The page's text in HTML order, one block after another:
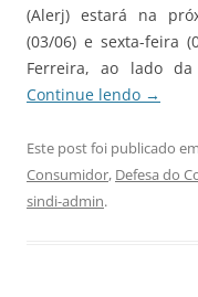
(Alerj) estará na
(03/06) e sexta-feira
Ferreira, ao lado
Continue lendo →
Este post foi publicado em
Consumidor, Defesa do
sindi-admin.